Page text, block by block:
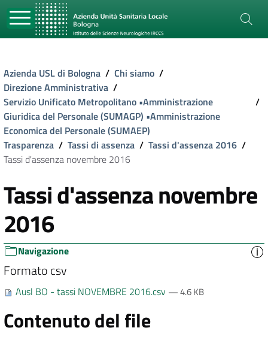
Azienda USL di Bologna / Chi siamo /
Direzione Amministrativa /
Servizio Unificato Metropolitano •Amministrazione
Giuridica del Personale (SUMAGP) •Amministrazione
Economica del Personale (SUMAEP)
/
Trasparenza / Tassi di assenza / Tassi d'assenza 2016 /
Tassi d'assenza novembre 2016
Tassi d'assenza novembre
2016
Navigazione
Formato csv
Ausl BO - tassi NOVEMBRE 2016.csv — 4.6 KB
Contenuto del file